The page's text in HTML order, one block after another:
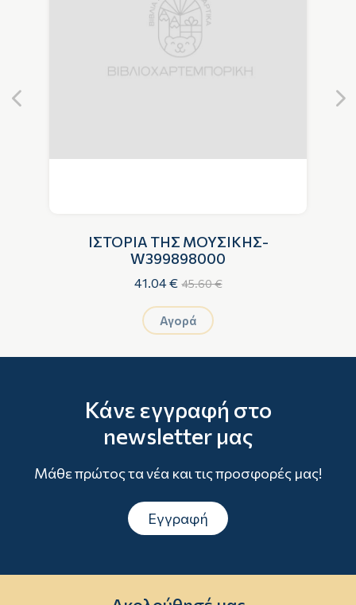
ΙΣΤΟΡΙΑ ΤΗΣ ΜΟΥΣΙΚΗΣ-
W399898000
41.04 € 45.60 €
Αγορά
Κάνε εγγραφή στο
newsletter μας
Μάθε πρώτος τα νέα και τις προσφορές μας!
Εγγραφή